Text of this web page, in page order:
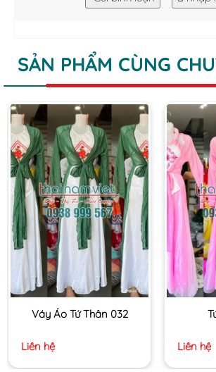
SẢN PHẨM CÙNG
Váy Áo Tứ Thân 032
Liên hệ Liên hệ